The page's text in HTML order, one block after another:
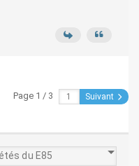
Page 1 / 3 Suivant